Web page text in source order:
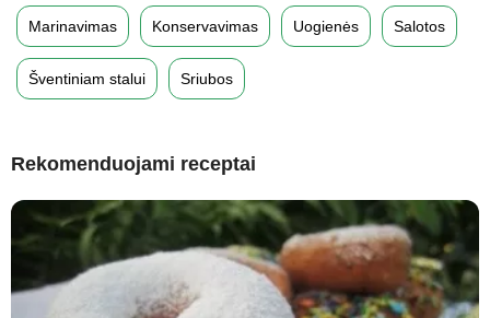
Marinavimas Konservavimas Uogienės Salotos
Šventiniam stalui Sriubos
Rekomenduojami receptai